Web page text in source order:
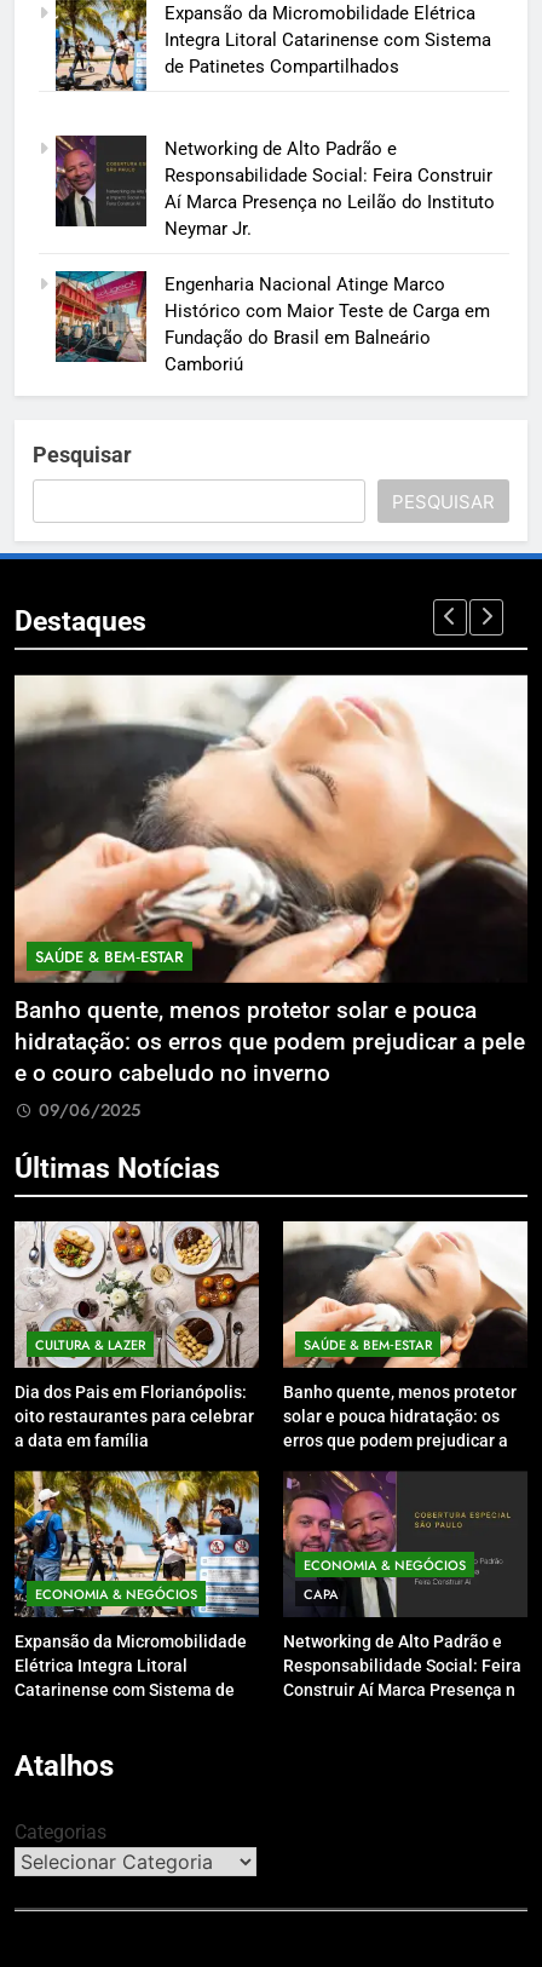
Expansão da Micromobilidade Elétrica
Integra Litoral Catarinense com Sistema
de Patinetes Compartilhados
Networking de Alto Padrão e
Responsabilidade Social: Feira Construir
Aí Marca Presença no Leilão do Instituto
Neymar Jr.
Engenharia Nacional Atinge Marco
Histórico com Maior Teste de Carga em
Fundação do Brasil em Balneário
Camboriú
Pesquisar
PESQUISAR
Destaques
SAÚDE & BEM‑ESTAR
Banho quente, menos protetor solar e pouca
hidratação: os erros que podem prejudicar a pele
e o couro cabeludo no inverno
09/06/2025
Últimas Notícias
CULTURA & LAZER
Dia dos Pais em Florianópolis:
oito restaurantes para celebrar
a data em família
SAÚDE & BEM‑ESTAR
Banho quente, menos protetor
solar e pouca hidratação: os
erros que podem prejudicar a
inverno
ECONOMIA & NEGÓCIOS
Expansão da Micromobilidade
Elétrica Integra Litoral
Catarinense com Sistema de
ECONOMIA & NEGÓCIOS
CAPA
Networking de Alto Padrão e
Responsabilidade Social: Feira
Construir Aí Marca Presença no
Atalhos
Categorias